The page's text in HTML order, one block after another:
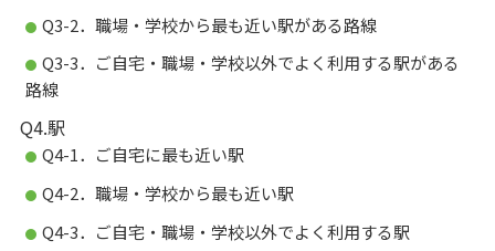
Q3-2．職場・学校から最も近い駅がある路線
Q3-3．ご自宅・職場・学校以外でよく利用する駅がある
路線
Q4.駅
Q4-1．ご自宅に最も近い駅
Q4-2．職場・学校から最も近い駅
Q4-3．ご自宅・職場・学校以外でよく利用する駅